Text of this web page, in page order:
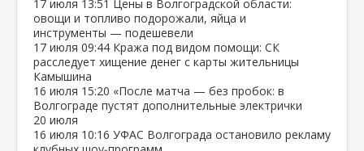
17 июля 13:51 Цены в Волгоградской области:
овощи и топливо подорожали, яйца и
инструменты — подешевели
17 июля 09:44 Кража под видом помощи: СК
расследует хищение денег с карты жительницы
Камышина
16 июля 15:20 «После матча — без пробок: в
Волгограде пустят дополнительные электрички
20 июля
16 июля 10:16 УФАС Волгограда остановило рекламу